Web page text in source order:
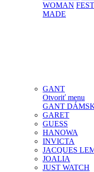
WOMAN
MADE
GANT
Otvoriť menu
GANT
GARET
GUESS
HANOWA
INVICTA
JACQUES
JOALIA
JUST WATCH